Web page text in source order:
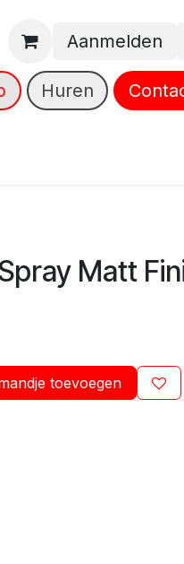
Aanmelden
Huren
Matt
toevoegen